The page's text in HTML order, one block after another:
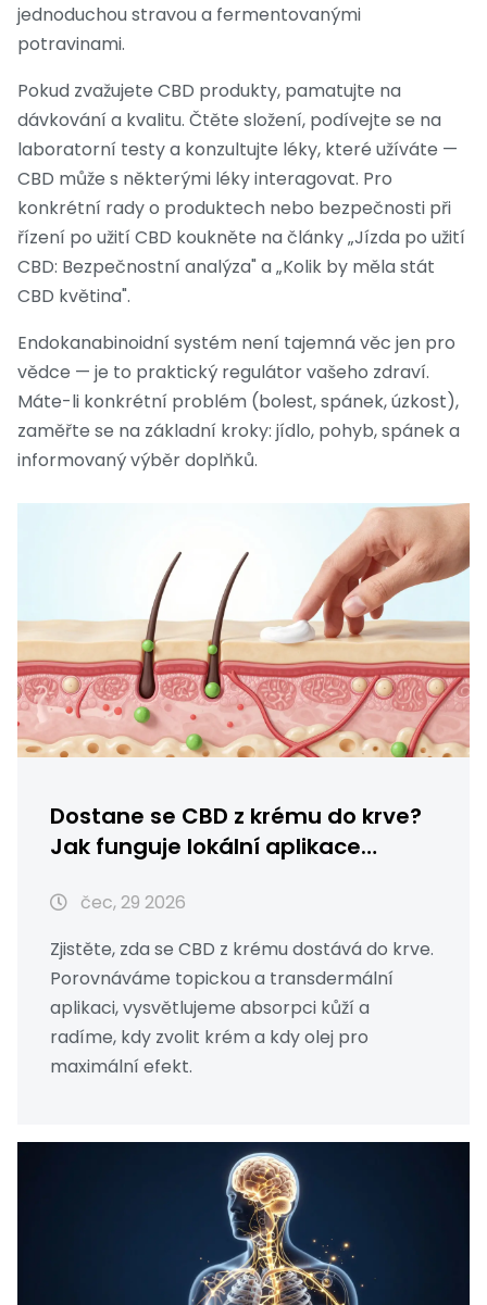
jednoduchou stravou a fermentovanými
potravinami.
Pokud zvažujete CBD produkty, pamatujte na
dávkování a kvalitu. Čtěte složení, podívejte se na
laboratorní testy a konzultujte léky, které užíváte —
CBD může s některými léky interagovat. Pro
konkrétní rady o produktech nebo bezpečnosti při
řízení po užití CBD koukněte na články „Jízda po užití
CBD: Bezpečnostní analýza" a „Kolik by měla stát
CBD květina".
Endokanabinoidní systém není tajemná věc jen pro
vědce — je to praktický regulátor vašeho zdraví.
Máte-li konkrétní problém (bolest, spánek, úzkost),
zaměřte se na základní kroky: jídlo, pohyb, spánek a
informovaný výběr doplňků.
Dostane se CBD z krému do krve?
Jak funguje lokální aplikace
čec, 29 2026
Zjistěte, zda se CBD z krému dostává do krve.
Porovnáváme topickou a transdermální
aplikaci, vysvětlujeme absorpci kůží a
radíme, kdy zvolit krém a kdy olej pro
maximální efekt.